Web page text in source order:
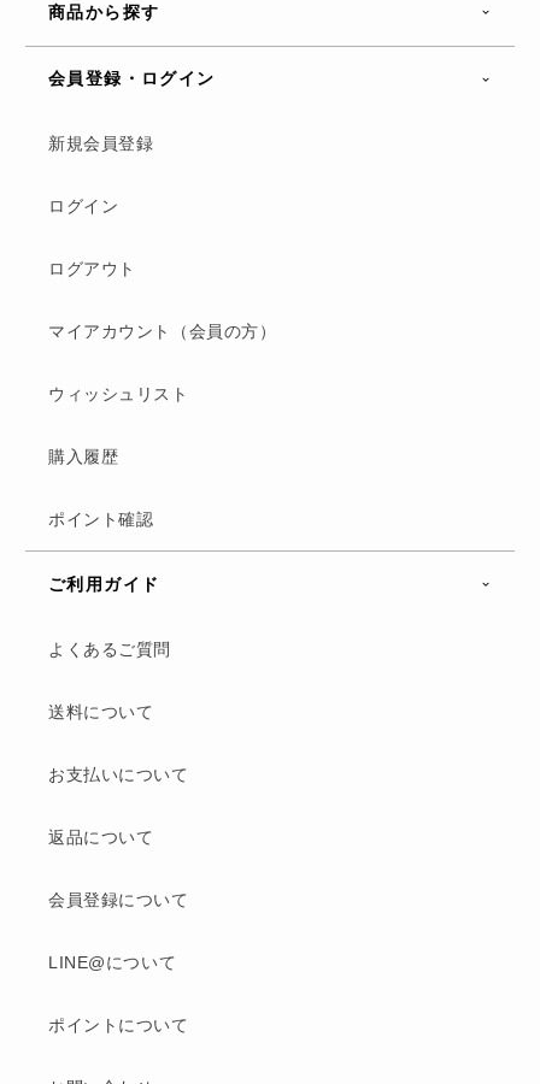
商品から探す
会員登録・ログイン
新規会員登録
ログイン
ログアウト
マイアカウント（会員の方）
ウィッシュリスト
購入履歴
ポイント確認
ご利用ガイド
よくあるご質問
送料について
お支払いについて
返品について
会員登録について
LINE@について
ポイントについて